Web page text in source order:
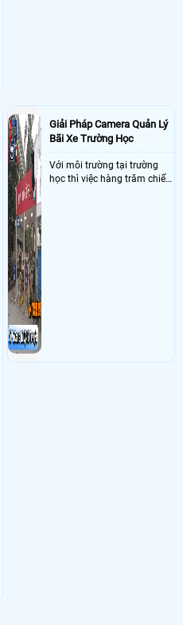
Giải Pháp Camera Quản Lý
Bãi Xe Trường Học
Với môi trường tại trường
học thì việc hàng trăm chiếc